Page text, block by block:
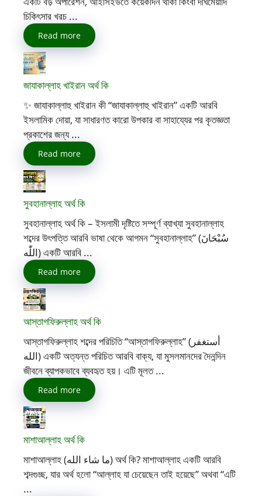
চিকিৎসার খরচ ...
Read more
জাযাকাল্লাহ খাইরান অর্থ কি
✨ জাযাকাল্লাহু খাইরান কী “জাযাকাল্লাহু খাইরান” একটি আরবি
ইসলামিক দোয়া, যা সাধারণত কারো উপকার বা সাহায্যের পর কৃতজ্ঞতা
প্রকাশের জন্য ...
Read more
সুবহানাল্লাহ অর্থ কি
সুবহানাল্লাহ অর্থ কি – ইসলামী দৃষ্টিতে সম্পূর্ণ ব্যাখ্যা সুবহানাল্লাহ
শব্দের উৎপত্তি আরবি ভাষা থেকে আগমন “সুবহানাল্লাহ” (سُبْحَانَ
اللّٰه) একটি আরবি ...
Read more
আস্তাগফিরুল্লাহ অর্থ কি
আস্তাগফিরুল্লাহ শব্দের পরিচিতি “আস্তাগফিরুল্লাহ” (أستغفر
الله) একটি অত্যন্ত পরিচিত আরবি বাক্য, যা মুসলমানদের দৈনন্দিন
জীবনে ব্যাপকভাবে ব্যবহৃত হয়। এটি মূলত ...
Read more
মাশাআল্লাহ অর্থ কি
মাশাআল্লাহ (ما شاء الله) অর্থ কি? মাশাআল্লাহ একটি আরবি
শব্দগুচ্ছ, যার অর্থ হলো “আল্লাহ যা চেয়েছেন তাই হয়েছে” অথবা “এটি
...